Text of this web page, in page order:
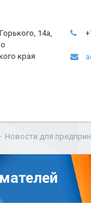
14а,
края
Новости для